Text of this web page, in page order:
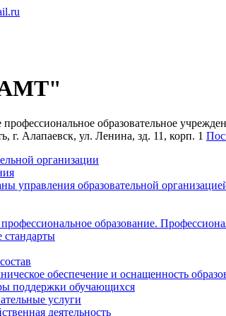
профессиональное образовательное
г. Алапаевск, ул. Ленина, зд. 11, корп. 1
организации
управления образовательной
образование.
стандарты
обеспечение и оснащенность
поддержки обучающихся
услуги
деятельность